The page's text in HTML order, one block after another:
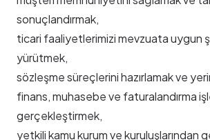
sonuçlandırmak,
ticari faaliyetlerimizi mevzuata uygun
yürütmek,
sözleşme süreçlerini hazırlamak ve
finans, muhasebe ve faturalandırma
gerçekleştirmek,
yetkili kamu kurum ve kuruluşlarından